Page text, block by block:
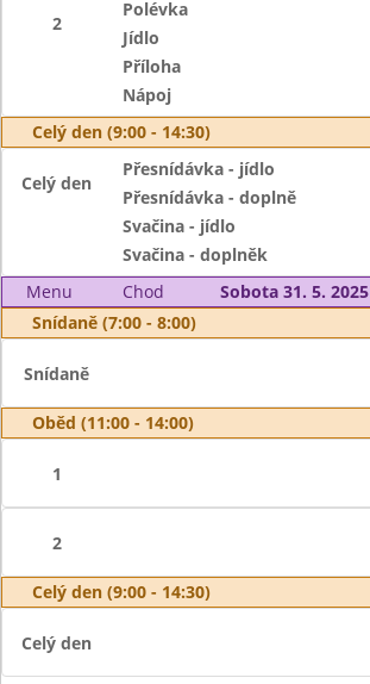
2
Polévka
Jídlo
Příloha
Nápoj
Celý den (9:00 - 14:30)
Celý den
Přesnídávka - jídlo
Přesnídávka - doplně
Svačina - jídlo
Svačina - doplněk
Menu
Chod
Sobota 31. 5. 2025
Snídaně (7:00 - 8:00)
Snídaně
Oběd (11:00 - 14:00)
1
2
Celý den (9:00 - 14:30)
Celý den